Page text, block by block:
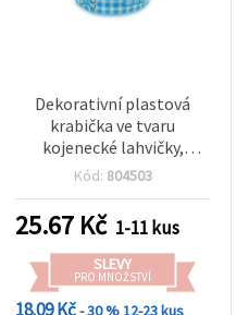
Dekorativní plastová
krabička ve tvaru
kojenecké lahvičky,
modrá, 80 x 70 mm
Kód: 804503
25.67 Kč 1-11 kus
SLEVY
PRO MNOŽSTVÍ
18.09 Kč- 30 %12-23 kus